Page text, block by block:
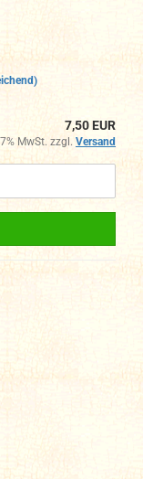
7,50 EUR
MwSt. zzgl. Versand